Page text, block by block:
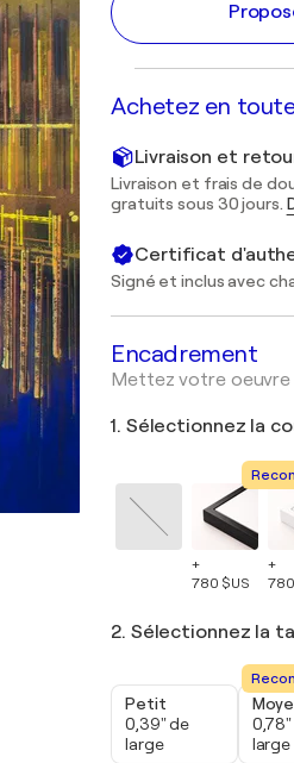
Achetez en
Livraison et
Livraison et frais de
gratuits sous 30 jours.
Certificat
Signé et inclus avec
Encadrement
Mettez votre oeuvre
1. Sélectionnez la
+
780 $US
+
2. Sélectionnez la
Petit
0,39" de
large
large